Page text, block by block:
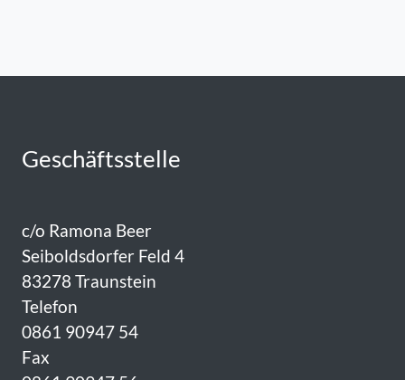
Geschäftsstelle
c/o Ramona Beer
Seiboldsdorfer Feld 4
83278 Traunstein
Telefon
0861 90947 54
Fax